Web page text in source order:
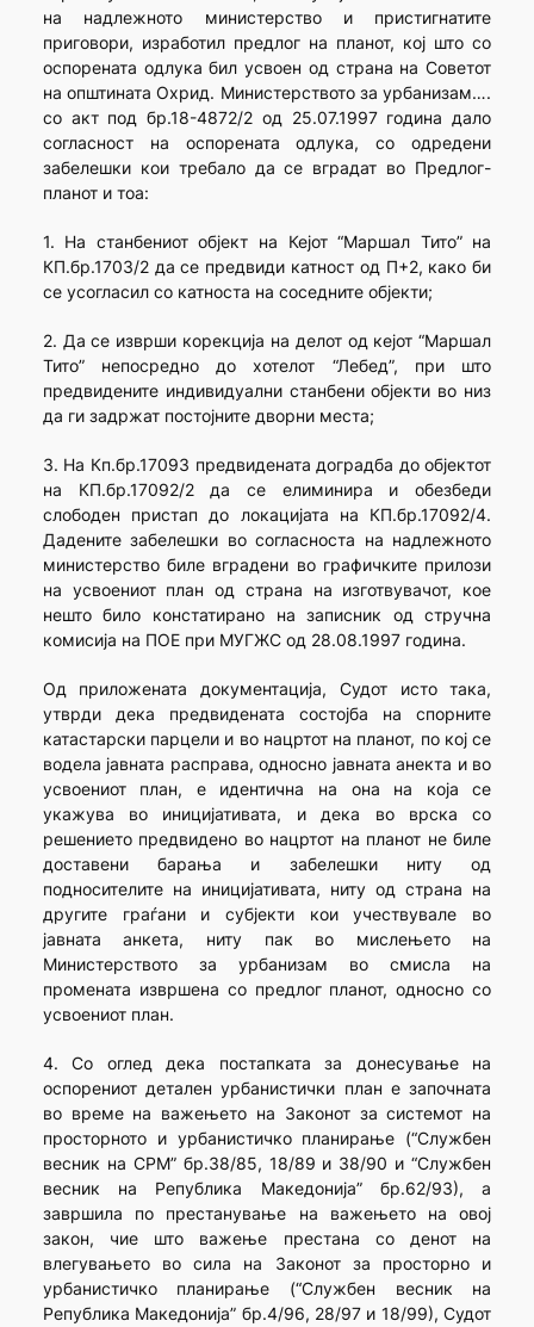
на надлежното министерство и пристигнатите
приговори, изработил предлог на планот, кој што со
оспорената одлука бил усвоен од страна на Советот
на општината Охрид. Министерството за урбанизам….
со акт под бр.18-4872/2 од 25.07.1997 година дало
согласност на оспорената одлука, со одредени
забелешки кои требало да се вградат во Предлог-
планот и тоа:
1. На станбениот објект на Кејот “Маршал Тито” на
КП.бр.1703/2 да се предвиди катност од П+2, како би
се усогласил со катноста на соседните објекти;
2. Да се изврши корекција на делот од кејот “Маршал
Тито” непосредно до хотелот “Лебед”, при што
предвидените индивидуални станбени објекти во низ
да ги задржат постојните дворни места;
3. На Кп.бр.17093 предвидената доградба до објектот
на КП.бр.17092/2 да се елиминира и обезбеди
слободен пристап до локацијата на КП.бр.17092/4.
Дадените забелешки во согласноста на надлежното
министерство биле вградени во графичките прилози
на усвоениот план од страна на изготвувачот, кое
нешто било констатирано на записник од стручна
комисија на ПОЕ при МУГЖС од 28.08.1997 година.
Од приложената документација, Судот исто така,
утврди дека предвидената состојба на спорните
катастарски парцели и во нацртот на планот, по кој се
водела јавната расправа, односно јавната анекта и во
усвоениот план, е идентична на она на која се
укажува во иницијативата, и дека во врска со
решението предвидено во нацртот на планот не биле
доставени барања и забелешки ниту од
подносителите на иницијативата, ниту од страна на
другите граѓани и субјекти кои учествувале во
јавната анкета, ниту пак во мислењето на
Министерството за урбанизам во смисла на
промената извршена со предлог планот, односно со
усвоениот план.
4. Со оглед дека постапката за донесување на
оспорениот детален урбанистички план е започната
во време на важењето на Законот за системот на
просторното и урбанистичко планирање (“Службен
весник на СРМ” бр.38/85, 18/89 и 38/90 и “Службен
весник на Република Македонија” бр.62/93), а
завршила по престанување на важењето на овој
закон, чие што важење престана со денот на
влегувањето во сила на Законот за просторно и
урбанистичко планирање (“Службен весник на
Република Македонија” бр.4/96, 28/97 и 18/99), Судот